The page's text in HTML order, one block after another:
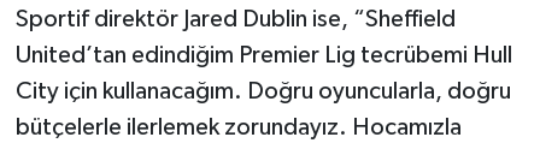
Sportif direktör Jared Dublin ise, “Sheffield
United’tan edindiğim Premier Lig tecrübemi Hull
City için kullanacağım. Doğru oyuncularla, doğru
bütçelerle ilerlemek zorundayız. Hocamızla